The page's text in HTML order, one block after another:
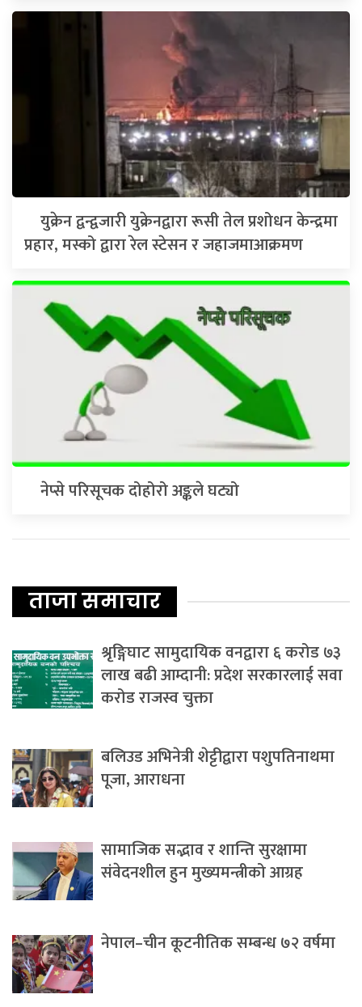
युक्रेन द्वन्द्वजारी युक्रेनद्वारा रूसी तेल प्रशोधन केन्द्रमा
प्रहार, मस्को द्वारा रेल स्टेसन र जहाजमाआक्रमण
नेप्से परिसूचक दोहोरो अङ्कले घट्यो
ताजा समाचार
श्रृङ्गिघाट सामुदायिक वनद्वारा ६ करोड ७३
लाख बढी आम्दानी: प्रदेश सरकारलाई सवा
करोड राजस्व चुक्ता
बलिउड अभिनेत्री शेट्टीद्वारा पशुपतिनाथमा
पूजा, आराधना
सामाजिक सद्भाव र शान्ति सुरक्षामा
संवेदनशील हुन मुख्यमन्त्रीको आग्रह
नेपाल–चीन कूटनीतिक सम्बन्ध ७२ वर्षमा